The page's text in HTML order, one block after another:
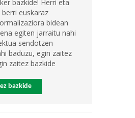
bazkide! Herri eta
euskaraz
bidean
egiten jarraitu nahi
sendotzen
baduzu, egin zaitez
zaitez bazkide
bazkide